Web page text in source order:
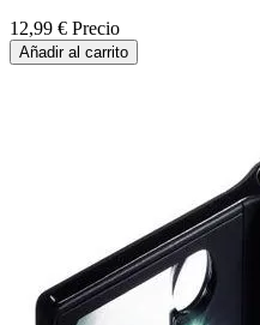
12,99 € Precio
Añadir al carrito